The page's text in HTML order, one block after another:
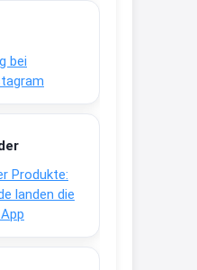
bei
Produkte:
landen die